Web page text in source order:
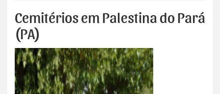
Cemitérios em Palestina do Pará
(PA)